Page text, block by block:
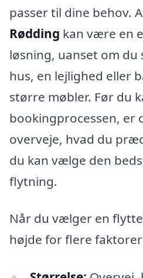
passer til dine behov.
Rødding kan være en
løsning, uanset om
hus, en lejlighed eller
større møbler. Før du
bookingprocessen, er
overveje, hvad du
du kan vælge den
flytning.
Når du vælger en
højde for flere